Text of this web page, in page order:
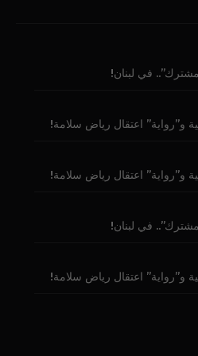
في لبنان!
و”رواية” اعتقال رياض سلامة!
و”رواية” اعتقال رياض سلامة!
في لبنان!
و”رواية” اعتقال رياض سلامة!